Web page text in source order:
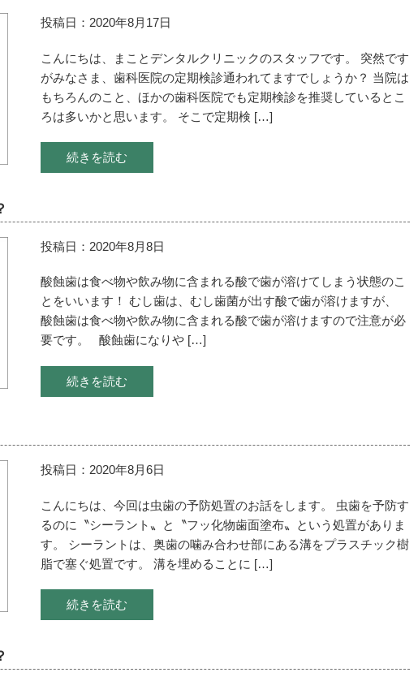
投稿日：2020年8月17日
こんにちは、まことデンタルクリニックのスタッフです。 突然です
がみなさま、歯科医院の定期検診通われてますでしょうか？ 当院は
もちろんのこと、ほかの歯科医院でも定期検診を推奨しているとこ
ろは多いかと思います。 そこで定期検 […]
続きを読む
投稿日：2020年8月8日
酸蝕歯は食べ物や飲み物に含まれる酸で歯が溶けてしまう状態のこ
とをいいます！ むし歯は、むし歯菌が出す酸で歯が溶けますが、
酸蝕歯は食べ物や飲み物に含まれる酸で歯が溶けますので注意が必
要です。 酸蝕歯になりや […]
続きを読む
投稿日：2020年8月6日
こんにちは、今回は虫歯の予防処置のお話をします。 虫歯を予防す
るのに〝シーラント〟と〝フッ化物歯面塗布〟という処置がありま
す。 シーラントは、奥歯の噛み合わせ部にある溝をプラスチック樹
脂で塞ぐ処置です。 溝を埋めることに […]
続きを読む